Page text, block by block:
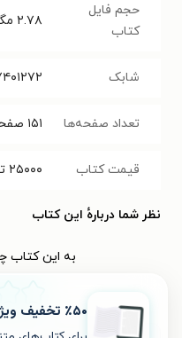
حجم فایل
کتاب
۲.۷۸
شابک
تعداد صفحه‌ها ۱۵۱
قیمت کتاب ۲۵۰۰۰
نظر شما دربارهٔ این کتاب
به این کتاب
۱ ۲ ٪۵۰ تخفیف ویژۀ اولین خرید